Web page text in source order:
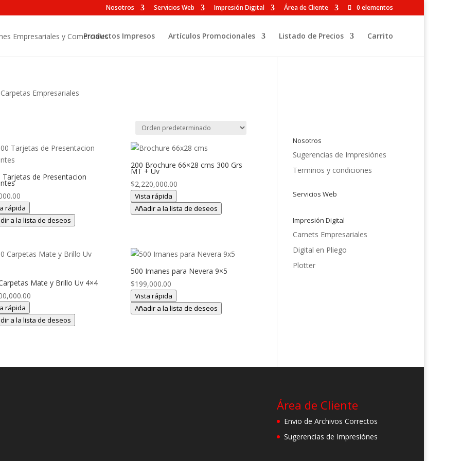
Nosotros Servicios Web Impresión Digital Área de Cliente 0 elementos
Productos Impresos Artículos Promocionales Listado de Precios Carrito
Empresariales
Tarjetas de Presentacion
rápida
a la lista de deseos
200 Brochure 66×28 cms 300 Grs
MT + Uv
$2,220,000.00
Vista rápida
Añadir a la lista de deseos
Mate y Brillo Uv 4×4
rápida
a la lista de deseos
500 Imanes para Nevera 9×5
$199,000.00
Vista rápida
Añadir a la lista de deseos
Nosotros
Sugerencias de Impresiónes
Terminos y condiciones
Servicios Web
Impresión Digital
Carnets Empresariales
Digital en Pliego
Plotter
Área de Cliente
Envio de Archivos Correctos
Sugerencias de Impresiónes